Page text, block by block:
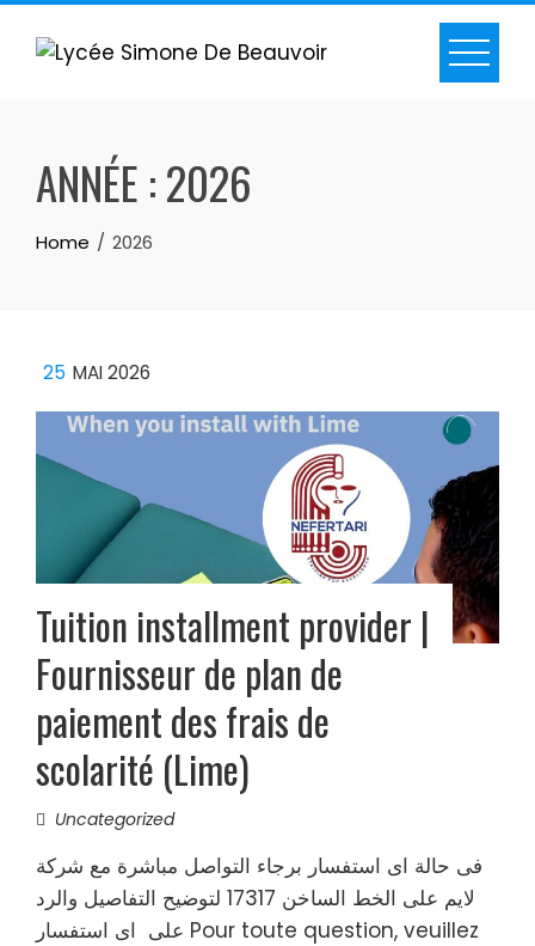
ANNÉE :2026
Home 2026
25 MAI 2026
Tuition installment provider |
Fournisseur de plan de
paiement des frais de
scolarité (Lime)
Uncategorized
فى حالة اى استفسار برجاء التواصل مباشرة مع شركة
لايم على الخط الساخن 17317 لتوضيح التفاصيل والرد
على اى استفسار Pour toute question, veuillez